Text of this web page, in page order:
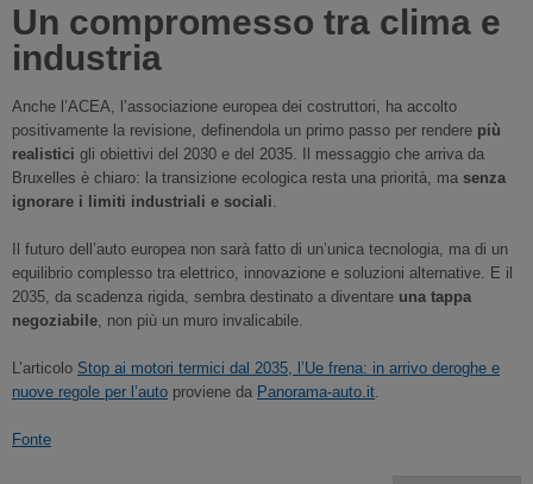
Un compromesso tra clima e
industria
Anche l’ACEA, l’associazione europea dei costruttori, ha accolto
positivamente la revisione, definendola un primo passo per rendere più
realistici gli obiettivi del 2030 e del 2035. Il messaggio che arriva da
Bruxelles è chiaro: la transizione ecologica resta una priorità, ma senza
ignorare i limiti industriali e sociali.
Il futuro dell’auto europea non sarà fatto di un’unica tecnologia, ma di un
equilibrio complesso tra elettrico, innovazione e soluzioni alternative. E il
2035, da scadenza rigida, sembra destinato a diventare una tappa
negoziabile, non più un muro invalicabile.
L’articolo Stop ai motori termici dal 2035, l’Ue frena: in arrivo deroghe e
nuove regole per l’auto proviene da Panorama-auto.it.
Fonte